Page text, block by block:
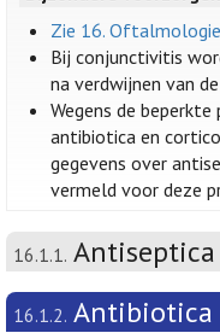
Zie 16. Oftalmologie
Bij conjunctivitis
na verdwijnen van
Wegens de
antibiotica en
gegevens over
vermeld voor deze
16.1.1. Antiseptica
16.1.2. Antibiotica